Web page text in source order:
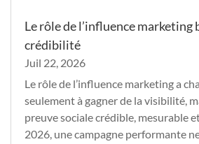
Le rôle de l’influence marketing
crédibilité
Juil 22, 2026
Le rôle de l’influence marketing a
seulement à gagner de la visibilité,
preuve sociale crédible, mesurable
2026, une campagne performante